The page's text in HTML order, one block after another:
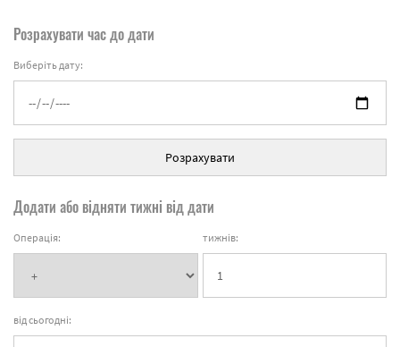
Розрахувати час до дати
Виберіть дату:
Розрахувати
Додати або відняти тижні від дати
Операція: тижнів:
від сьогодні: